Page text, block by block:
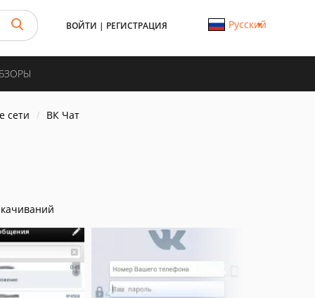
ВОЙТИ | РЕГИСТРАЦИЯ Русский
сети ВК Чат